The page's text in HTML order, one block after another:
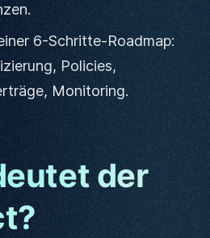
6-Schritte-Roadmap:
Policies,
Monitoring.
der